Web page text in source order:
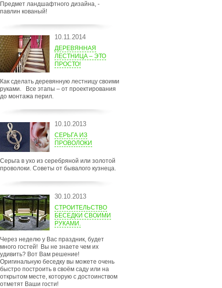
Предмет ландшафтного дизайна, -
павлин кованый!
10.11.2014
ДЕРЕВЯННАЯ
ЛЕСТНИЦА – ЭТО
ПРОСТО!
Как сделать деревянную лестницу своими
руками. Все этапы – от проектирования
до монтажа перил.
10.10.2013
СЕРЬГА ИЗ
ПРОВОЛОКИ
Серьга в ухо из серебряной или золотой
проволоки. Советы от бывалого кузнеца.
30.10.2013
СТРОИТЕЛЬСТВО
БЕСЕДКИ СВОИМИ
РУКАМИ.
Через неделю у Вас праздник, будет
много гостей! Вы не знаете чем их
удивить? Вот Вам решение!
Оригинальную беседку вы можете очень
быстро построить в своём саду или на
открытом месте, которую с достоинством
отметят Ваши гости!